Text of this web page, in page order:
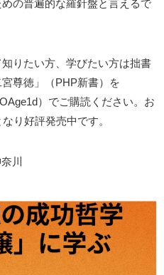
の普遍的な羅針盤と言えるで
りたい方、学びたい方は拙書
尊徳」（PHP新書）を
）でご購読ください。お
り好評発売中です。
川